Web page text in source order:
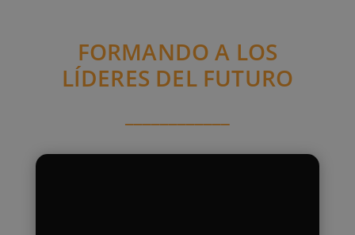
FORMANDO A LOS
LÍDERES DEL FUTURO